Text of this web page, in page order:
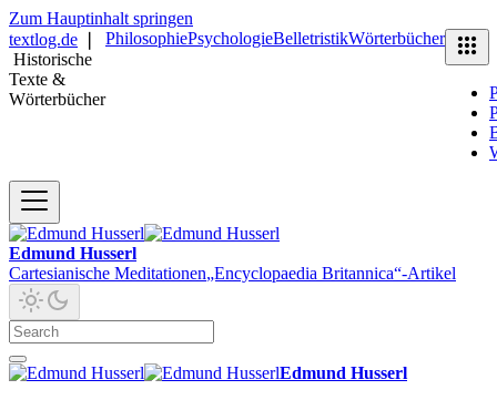
Zum Hauptinhalt springen
textlog.de
Historische
Texte &
Wörterbücher
PhilosophiePsychologieBelletristikWörterbücher
Edmund Husserl
Cartesianische Meditationen„Encyclopaedia Britannica“-Artikel
Edmund Husserl